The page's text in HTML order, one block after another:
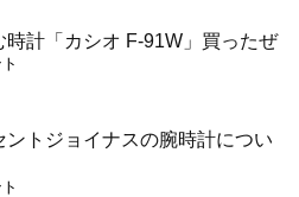
時計「カシオ F-91W」買ったぜ
ントジョイナスの腕時計につい